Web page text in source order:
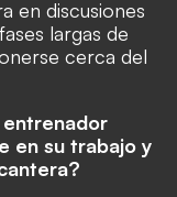
en discusiones
largas de
cerca del
en su trabajo y